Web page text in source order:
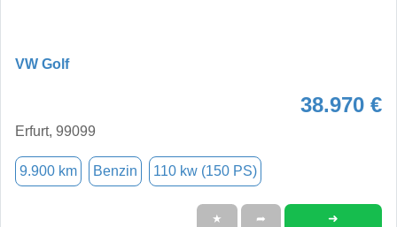
VW Golf
38.970 €
Erfurt, 99099
9.900 km Benzin 110 kw (150 PS)
★ ➦ ➜